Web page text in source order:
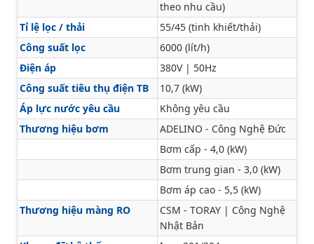
theo nhu cầu)
Tỉ lệ lọc / thải
55/45 (tinh khiết/thải)
Công suất lọc
6000 (lít/h)
Điện áp
380V | 50Hz
Công suất tiêu thụ điện TB
10,7 (kW)
Áp lực nước yêu cầu
Không yêu cầu
Thương hiệu bơm
ADELINO - Công Nghệ Đức
Bơm cấp - 4,0 (kW)
Bơm trung gian - 3,0 (kW)
Bơm áp cao - 5,5 (kW)
Thương hiệu màng RO
CSM - TORAY | Công Nghệ
Nhật Bản